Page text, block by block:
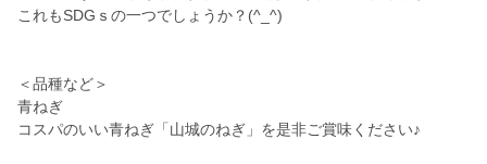
これもSDGｓの一つでしょうか？(^_^)
＜品種など＞
青ねぎ
コスパのいい青ねぎ「山城のねぎ」を是非ご賞味ください♪